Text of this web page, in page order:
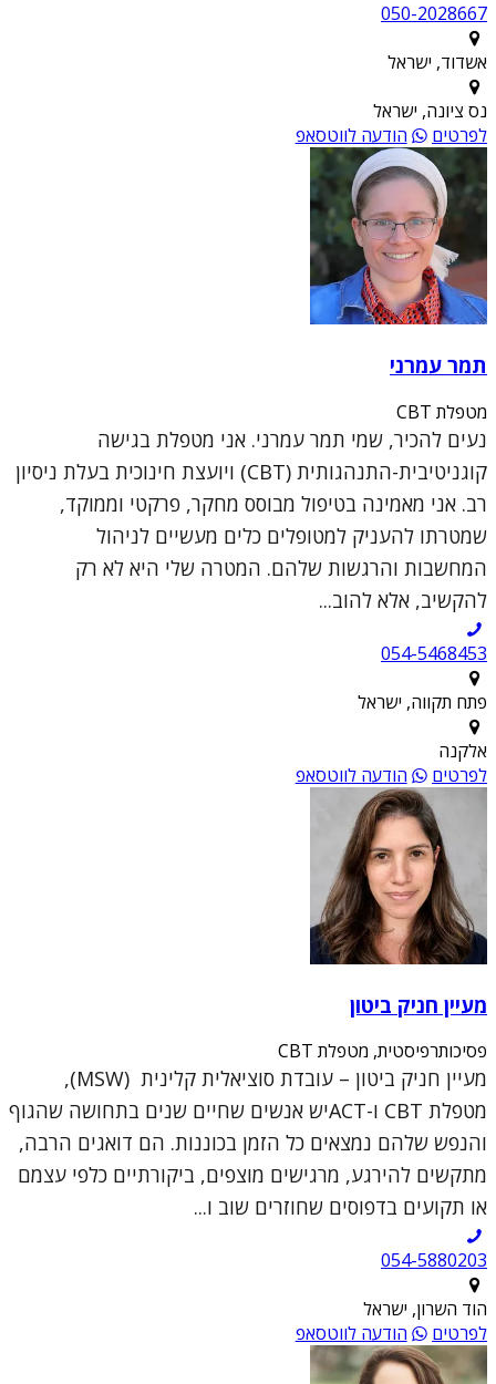
050-2028667
אשדוד, ישראל
נס ציונה, ישראל
לפרטים
הודעה לווטסאפ
תמר עמרני
מטפלת CBT
נעים להכיר, שמי תמר עמרני. אני מטפלת בגישה
קוגניטיבית-התנהגותית (CBT) ויועצת חינוכית בעלת ניסיון
רב. אני מאמינה בטיפול מבוסס מחקר, פרקטי וממוקד,
שמטרתו להעניק למטופלים כלים מעשיים לניהול
המחשבות והרגשות שלהם. המטרה שלי היא לא רק
להקשיב, אלא להוב...
054-5468453
פתח תקווה, ישראל
אלקנה
לפרטים
הודעה לווטסאפ
מעיין חניק ביטון
פסיכותרפיסטית, מטפלת CBT
מעיין חניק ביטון – עובדת סוציאלית קלינית (MSW),
מטפלת CBT ו-ACTיש אנשים שחיים שנים בתחושה שהגוף
והנפש שלהם נמצאים כל הזמן בכוננות. הם דואגים הרבה,
מתקשים להירגע, מרגישים מוצפים, ביקורתיים כלפי עצמם
או תקועים בדפוסים שחוזרים שוב ו...
054-5880203
הוד השרון, ישראל
לפרטים
הודעה לווטסאפ